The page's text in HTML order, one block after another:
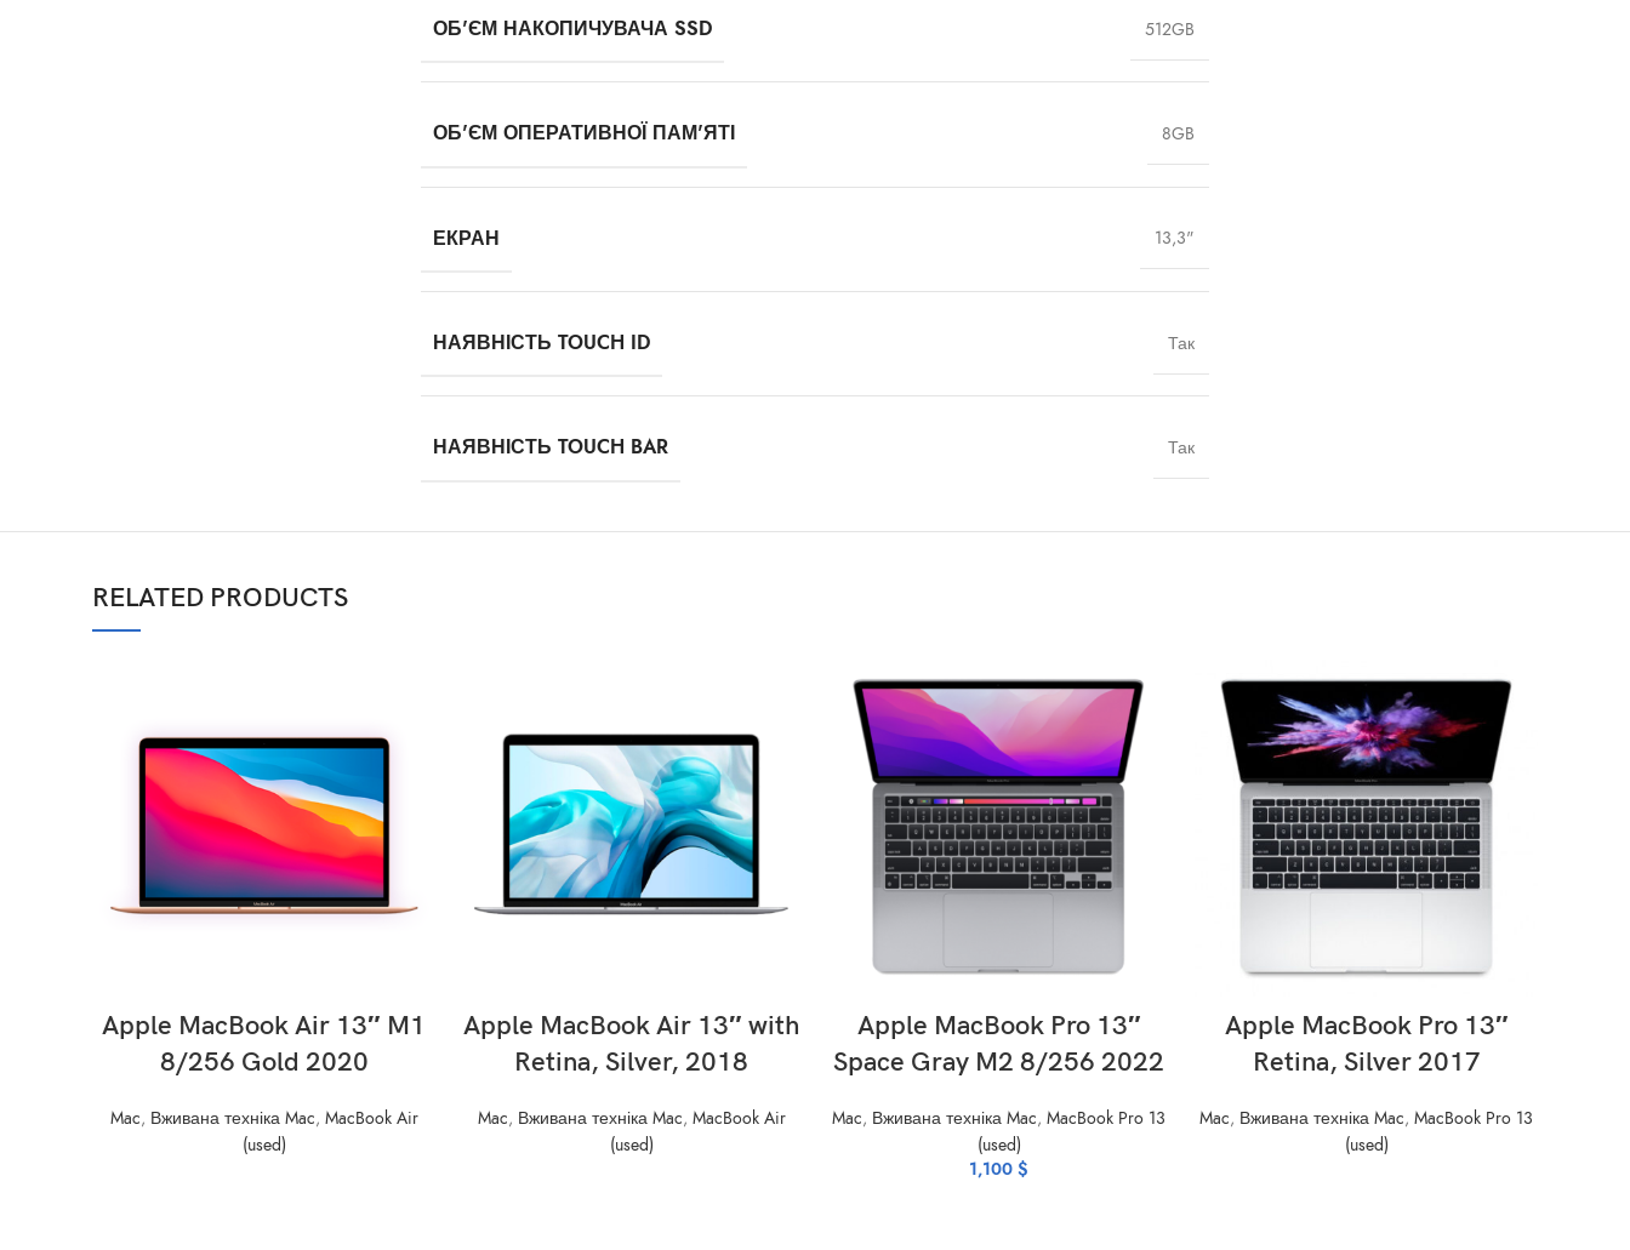
ОБ'ЄМ НАКОПИЧУВАЧА SSD 512GB
ОБ'ЄМ ОПЕРАТИВНОЇ ПАМ'ЯТІ 8GB
ЕКРАН 13,3"
НАЯВНІСТЬ TOUCH ID Так
НАЯВНІСТЬ TOUCH BAR Так
RELATED PRODUCTS
Apple MacBook Air 13″ M1
8/256 Gold 2020
Mac, Вживана техніка Mac, MacBook Air
(used)
Apple MacBook Air 13″ with
Retina, Silver, 2018
Mac, Вживана техніка Mac, MacBook Air
(used)
Apple MacBook Pro 13″
Space Gray M2 8/256 2022
Mac, Вживана техніка Mac, MacBook Pro 13
(used)
1,100 $
Apple MacBook Pro 13″
Retina, Silver 2017
Mac, Вживана техніка Mac, MacBook Pro 13
(used)